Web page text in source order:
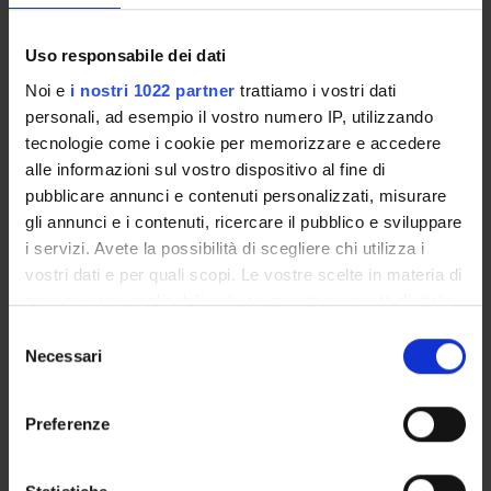
Uso responsabile dei dati
Noi e i nostri 1022 partner trattiamo i vostri dati
personali, ad esempio il vostro numero IP, utilizzando
tecnologie come i cookie per memorizzare e accedere
alle informazioni sul vostro dispositivo al fine di
pubblicare annunci e contenuti personalizzati, misurare
gli annunci e i contenuti, ricercare il pubblico e sviluppare
i servizi. Avete la possibilità di scegliere chi utilizza i
vostri dati e per quali scopi. Le vostre scelte in materia di
privacy sono applicabili solo su questa proprietà digitale
modificare o revocare il proprio consenso in qualsiasi
momento dalla Dichiarazione sui cookie o facendo clic
delNecessari
Preferenze
Tecnico-Amministrativo
COLLABORATORI ESTERNI
Michele Bovi
Nanomnia CTO Nanomnia
Stefania Boi
Biologia cellulare, Biologia dello sviluppo e rigenerazione